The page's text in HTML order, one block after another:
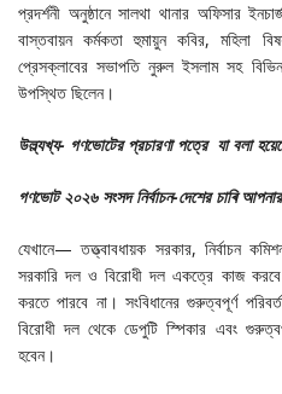
প্রদর্শনী অনুষ্ঠানে সালথা থানার অফিসার
বাস্তবায়ন কর্মকতা হুমায়ুন কবির, মহিলা
প্রেসক্লাবের সভাপতি নুরুল ইসলাম সহ
উপস্থিত ছিলেন।
উল্ল্যখ্য- গণভোটের প্রচারণা পত্রে যা বলা
গণভোট২০২৬ সংসদনির্বাচন-দেশেরচাৰি
যেখানে— তত্ত্বাবধায়ক সরকার, নির্বাচন
সরকারি দল ও বিরোধী দল একত্রে কাজ
করতে পারবে না। সংবিধানের গুরুত্বপূর্ণ
বিরোধী দল থেকে ডেপুটি স্পিকার এবং
হবেন।